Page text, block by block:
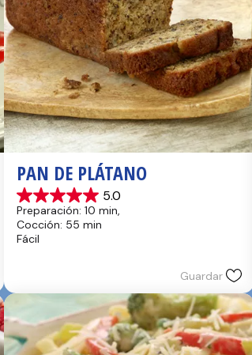
PAN DE PLÁTANO
5.0
5.0
de
5
estrellas.
Preparación: 10 min,
Cocción: 55 min
Fácil
Guardar